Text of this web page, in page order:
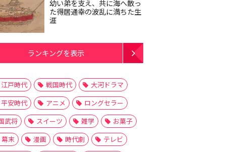
幼い弟を支え、共に海へ散っ
た得居通幸の波乱に満ちた生
涯
ランキングを表示
江戸時代 戦国時代
大河ドラマ
平安時代
アニメ
ロングセラー
武将
スイーツ 雑学
お菓子
幕末
漫画 時代劇
テレビ